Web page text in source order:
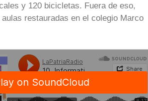
y 120 bicicletas. Fuera de eso,
restauradas en el colegio Marco